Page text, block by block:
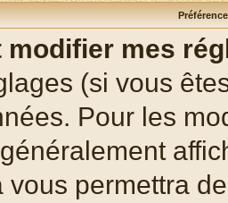
modifier mes
(si vous
Pour les
vous permettra